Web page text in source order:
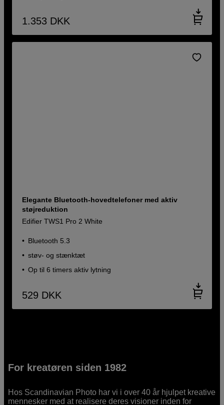
1.353 DKK
Elegante Bluetooth-hovedtelefoner med aktiv
støjreduktion
Edifier TWS1 Pro 2 White
Bluetooth 5.3
støv- og stænktæt
Op til 6 timers aktiv lytning
529 DKK
For kreatøren siden 1982
Hos Scandinavian Photo har vi i over 40 år hjulpet kreative
mennesker med at realisere deres visioner inden for